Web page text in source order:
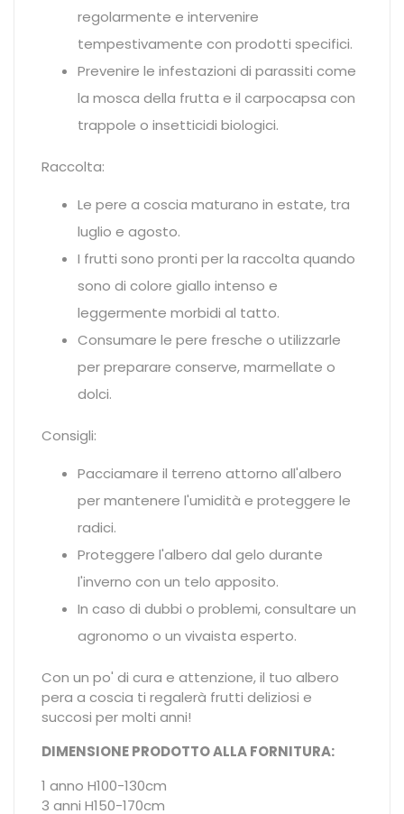
regolarmente e intervenire
tempestivamente con prodotti specifici.
Prevenire le infestazioni di parassiti come
la mosca della frutta e il carpocapsa con
trappole o insetticidi biologici.
Raccolta:
Le pere a coscia maturano in estate, tra
luglio e agosto.
I frutti sono pronti per la raccolta quando
sono di colore giallo intenso e
leggermente morbidi al tatto.
Consumare le pere fresche o utilizzarle
per preparare conserve, marmellate o
dolci.
Consigli:
Pacciamare il terreno attorno all'albero
per mantenere l'umidità e proteggere le
radici.
Proteggere l'albero dal gelo durante
l'inverno con un telo apposito.
In caso di dubbi o problemi, consultare un
agronomo o un vivaista esperto.
Con un po' di cura e attenzione, il tuo albero
pera a coscia ti regalerà frutti deliziosi e
succosi per molti anni!
DIMENSIONE PRODOTTO ALLA FORNITURA:
1 anno H100-130cm
3 anni H150-170cm